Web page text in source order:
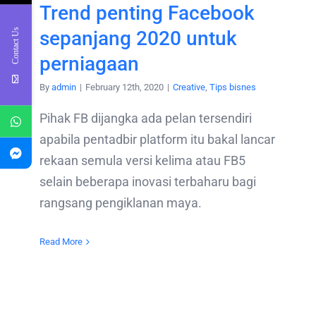
Trend penting Facebook
sepanjang 2020 untuk
perniagaan
By admin | February 12th, 2020 | Creative, Tips bisnes
Pihak FB dijangka ada pelan tersendiri
apabila pentadbir platform itu bakal lancar
rekaan semula versi kelima atau FB5
selain beberapa inovasi terbaharu bagi
rangsang pengiklanan maya.
Read More
Contact Us